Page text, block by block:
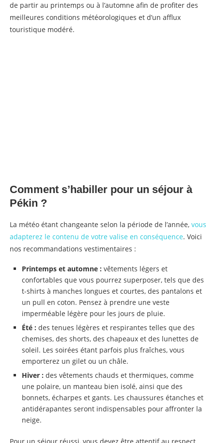
de partir au printemps ou à l’automne afin de profiter des
meilleures conditions météorologiques et d’un afflux
touristique modéré.
Comment s’habiller pour un séjour à
Pékin ?
La météo étant changeante selon la période de l’année, vous
adapterez le contenu de votre valise en conséquence. Voici
nos recommandations vestimentaires :
Printemps et automne : vêtements légers et
confortables que vous pourrez superposer, tels que des
t-shirts à manches longues et courtes, des pantalons et
un pull en coton. Pensez à prendre une veste
imperméable légère pour les jours de pluie.
Été : des tenues légères et respirantes telles que des
chemises, des shorts, des chapeaux et des lunettes de
soleil. Les soirées étant parfois plus fraîches, vous
emporterez un gilet ou un châle.
Hiver : des vêtements chauds et thermiques, comme
une polaire, un manteau bien isolé, ainsi que des
bonnets, écharpes et gants. Les chaussures étanches et
antidérapantes seront indispensables pour affronter la
neige.
Pour un séjour réussi, vous devez être attentif au respect